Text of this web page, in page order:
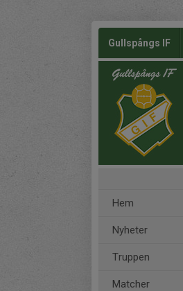
Gullspångs IF
Hem
Nyheter
Truppen
Matcher